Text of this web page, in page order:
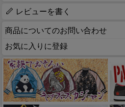
レビューを書く
商品についてのお問い合わせ
お気に入りに登録